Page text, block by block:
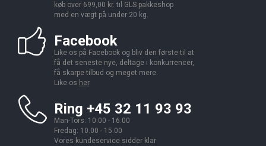
køb over 699,00 kr. til GLS pakkeshop
med en vægt på under 20 kg.
Facebook
Like os på Facebook og bliv den første til at
få det seneste nye, deltage i konkurrencer,
få skarpe tilbud og meget mere.
Like os her.
Ring +45 32 11 93 93
Man-Tors: 10.00 - 16.00
Fredag: 10.00 - 15.00
Vores kundeservice sidder klar